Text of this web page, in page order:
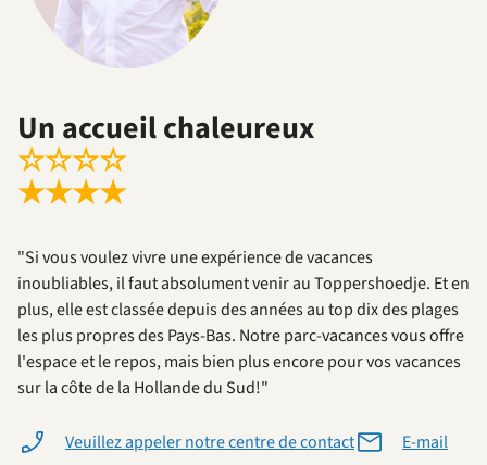
Un accueil chaleureux
☆☆☆☆
★★★★
"Si vous voulez vivre une expérience de vacances
inoubliables, il faut absolument venir au Toppershoedje. Et en
plus, elle est classée depuis des années au top dix des plages
les plus propres des Pays-Bas. Notre parc-vacances vous offre
l'espace et le repos, mais bien plus encore pour vos vacances
sur la côte de la Hollande du Sud!"
Veuillez appeler notre centre de contact E-mail